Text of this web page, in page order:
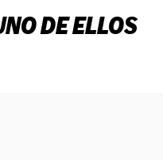
DE ELLOS